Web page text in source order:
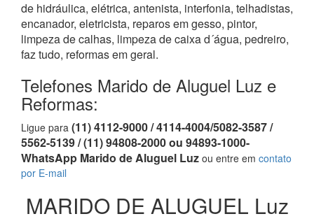
de hidráulica, elétrica, antenista, interfonia, telhadistas,
encanador, eletricista, reparos em gesso, pintor,
limpeza de calhas, limpeza de caixa d´água, pedreiro,
faz tudo, reformas em geral.
Telefones Marido de Aluguel Luz e
Reformas:
Ligue para (11) 4112-9000 / 4114-4004/5082-3587 /
5562-5139 / (11) 94808-2000 ou 94893-1000-
WhatsApp Marido de Aluguel Luz ou entre em contato
por E-mail
MARIDO DE ALUGUEL Luz